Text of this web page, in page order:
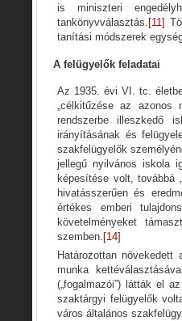
is miniszteri
tankönyvválasztás. [11]
tanítási módszerek
A felügyelők feladatai
Az 1935. évi VI. tc.
„célkitűzése az azonos
rendszerbe illeszkedő
irányításának és
szakfelügyelők
jellegű nyilvános iskola
képesítése volt, továbbá
hivatásszerűen és
értékes emberi
követelményeket
szemben. [14]
Határozottan
munka
(„fogalmazói”) látták el
szaktárgyi felügyelők
város általános